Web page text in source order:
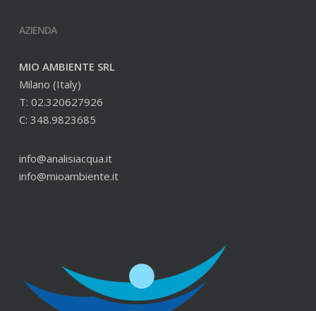
AZIENDA
MIO AMBIENTE SRL
Milano (Italy)
T: 02.320627926
C: 348.9823685
info@analisiacqua.it
info@mioambiente.it